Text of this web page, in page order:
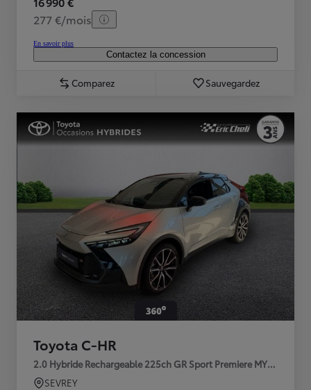
277 €/mois
En savoir plus
Contactez la concession
Comparez Sauvegardez
Toyota C-HR
2.0 Hybride Rechargeable 225ch GR Sport Premiere MY25
SEVREY